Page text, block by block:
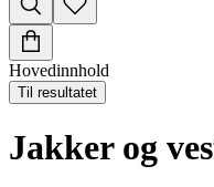
Hovedinnhold
Til resultatet
Jakker og